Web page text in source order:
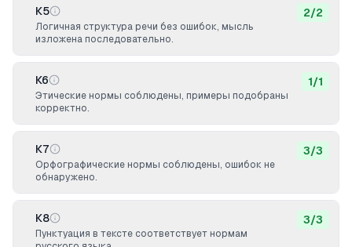
К5
Логичная структура речи без ошибок, мысль
изложена последовательно.
2/2
К6
Этические нормы соблюдены, примеры подобраны
корректно.
1/1
К7
Орфографические нормы соблюдены, ошибок не
обнаружено.
3/3
К8
Пунктуация в тексте соответствует нормам
3/3